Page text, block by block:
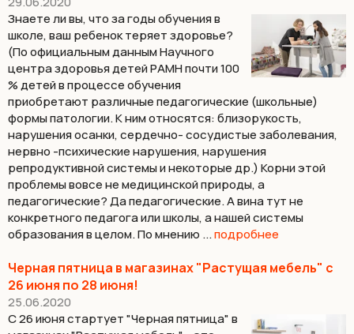
Знаете ли вы, что за годы обучения в
школе, ваш ребенок теряет здоровье?
(По официальным данным Научного
центра здоровья детей РАМН почти 100
% детей в процессе обучения
приобретают различные педагогические (школьные)
формы патологии. К ним относятся: близорукость,
нарушения осанки, сердечно- сосудистые заболевания,
нервно -психические нарушения, нарушения
репродуктивной системы и некоторые др.) Корни этой
проблемы вовсе не медицинской природы, а
педагогические? Да педагогические. А вина тут не
конкретного педагога или школы, а нашей системы
образования в целом. По мнению ...подробнее
Черная пятница в магазинах "Растущая мебель" с
26 июня по 28 июня!
25.06.2020
С 26 июня стартует "Черная пятница" в